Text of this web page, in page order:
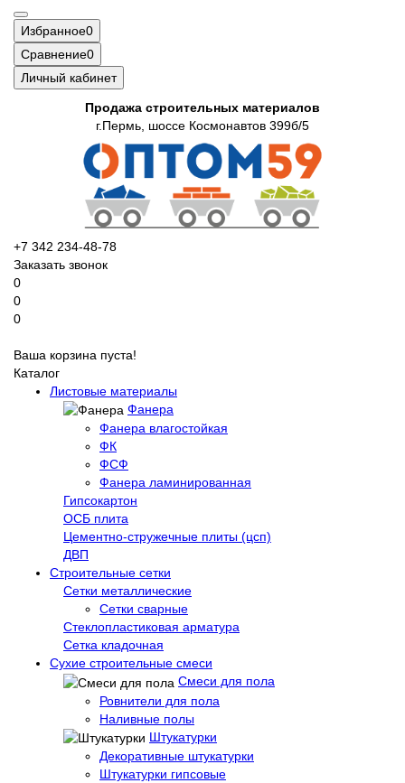
Избранное0
Сравнение0
Личный кабинет
Продажа строительных материалов
г.Пермь, шоссе Космонавтов 399б/5
+7 342 234-48-78
Заказать звонок
0
0
0
Ваша корзина пуста!
Каталог
Листовые материалы
Фанера
Фанера влагостойкая
ФК
ФСФ
Фанера ламинированная
Гипсокартон
ОСБ плита
Цементно-стружечные плиты (цсп)
ДВП
Строительные сетки
Сетки металлические
Сетки сварные
Стеклопластиковая арматура
Сетка кладочная
Сухие строительные смеси
Смеси для пола
Ровнители для пола
Наливные полы
Штукатурки
Декоративные штукатурки
Штукатурки гипсовые